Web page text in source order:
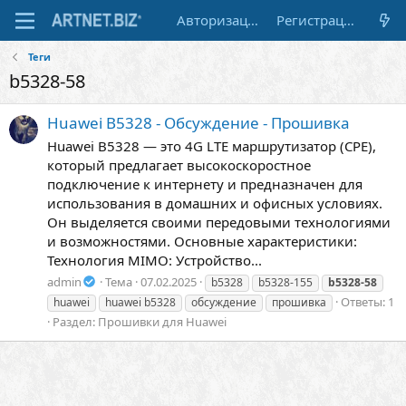
Авторизация Регистрация
Теги
b5328-58
Huawei B5328 - Обсуждение - Прошивка
Huawei B5328 — это 4G LTE маршрутизатор (CPE),
который предлагает высокоскоростное
подключение к интернету и предназначен для
использования в домашних и офисных условиях.
Он выделяется своими передовыми технологиями
и возможностями. Основные характеристики:
Технология MIMO: Устройство...
admin Тема 07.02.2025 b5328 b5328-155
b5328-58
huawei
huawei b5328 обсуждение прошивка
Ответы: 1
Раздел: Прошивки для Huawei